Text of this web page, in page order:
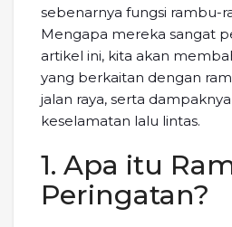
sebenarnya fungsi rambu-
Mengapa mereka sangat
artikel ini, kita akan
yang berkaitan dengan
jalan raya, serta
keselamatan lalu lintas.
1. Apa itu
Peringatan?